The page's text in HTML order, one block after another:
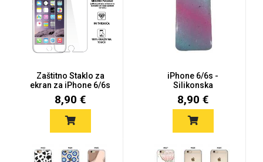
Zaštitno Staklo za
ekran za iPhone 6/6s
(2D) -...
8,90 €
iPhone 6/6s -
Silikonska
šljokičasta
poluproz...
8,90 €
Gaming motivi Crtani filmovi
Sportski motivi